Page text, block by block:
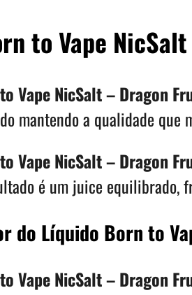
to Vape
Vape NicSalt – Dragon
mantendo a qualidade
Vape NicSalt – Dragon
é um juice equilibrado,
do Líquido Born to
Vape NicSalt – Dragon